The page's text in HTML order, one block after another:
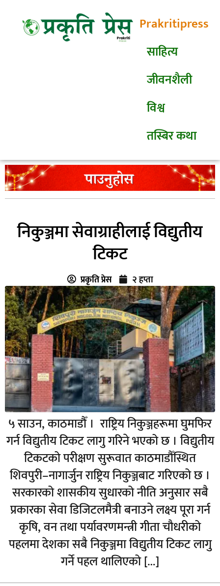
Prakritipress
साहित्य
जीवनशैली
विश्व
तस्बिर कथा
निकुञ्जमा सेवाग्राहीलाई विद्युतीय
टिकट
प्रकृति प्रेस २ हप्ता
५ साउन, काठमाडौँ । राष्ट्रिय निकुञ्जहरूमा घुमफिर
गर्न विद्युतीय टिकट लागु गरिने भएको छ । विद्युतीय
टिकटको परीक्षण सुरूवात काठमाडौँस्थित
शिवपुरी–नागार्जुन राष्ट्रिय निकुञ्जबाट गरिएको छ ।
सरकारको शासकीय सुधारको नीति अनुसार सबै
प्रकारका सेवा डिजिटलमैत्री बनाउने लक्ष्य पूरा गर्न
कृषि, वन तथा पर्यावरणमन्त्री गीता चौधरीको
पहलमा देशका सबै निकुञ्जमा विद्युतीय टिकट लागु
गर्ने पहल थालिएको […]